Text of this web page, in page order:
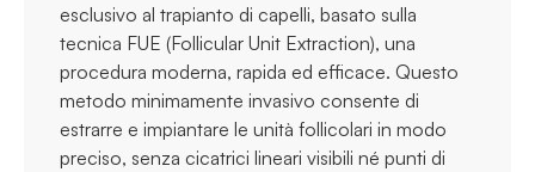
esclusivo al trapianto di capelli, basato sulla
tecnica FUE (Follicular Unit Extraction), una
procedura moderna, rapida ed efficace. Questo
metodo minimamente invasivo consente di
estrarre e impiantare le unità follicolari in modo
preciso, senza cicatrici lineari visibili né punti di